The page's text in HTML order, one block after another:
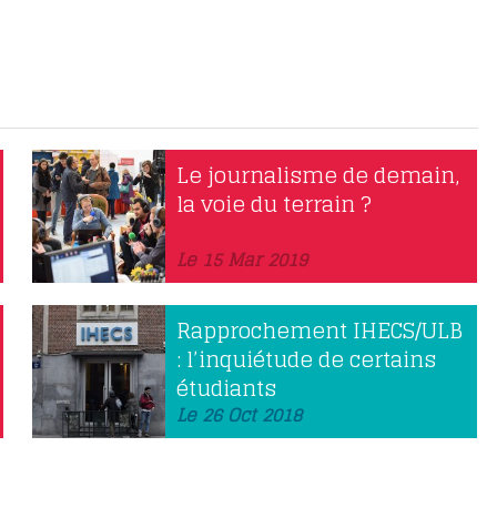
Le journalisme de demain,
la voie du terrain ?
Le 15 Mar 2019
Rapprochement IHECS/ULB
: l’inquiétude de certains
étudiants
Le 26 Oct 2018